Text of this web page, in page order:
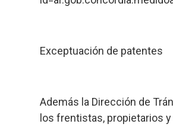
Exceptuación de patentes
Además la Dirección de
los frentistas, propietarios